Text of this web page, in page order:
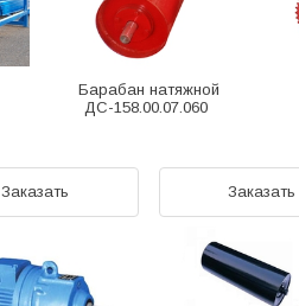
Барабан натяжной
ДС-158.00.07.060
Заказать Заказать